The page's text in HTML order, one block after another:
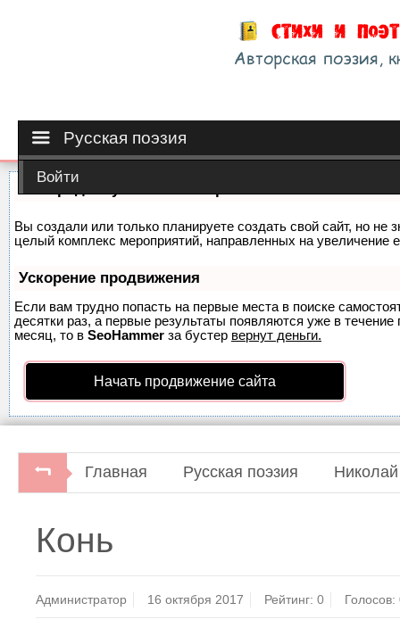
Русская поэзия
Войти
Вы создали или только планируете создать свой сайт, но не
целый комплекс мероприятий, направленных на увеличение
Ускорение продвижения
Если вам трудно попасть на первые места в поиске
десятки раз, а первые результаты появляются уже в
месяц, то в SeoHammer за бустер вернут деньги.
Начать продвижение сайта
Главная Русская поэзия
Конь
Администратор 16 октября 2017 Рейтинг:0 Голосов: